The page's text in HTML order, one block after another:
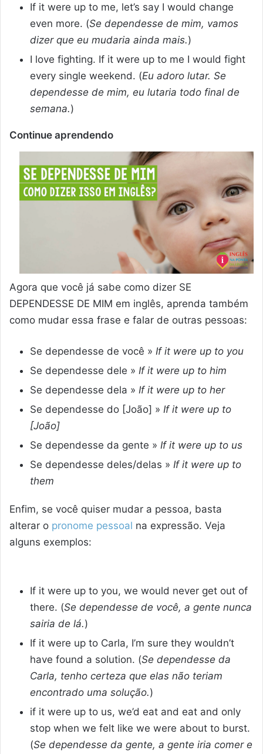
If it were up to me, let’s say I would change
even more. (Se dependesse de mim, vamos
dizer que eu mudaria ainda mais.)
I love fighting. If it were up to me I would fight
every single weekend. (Eu adoro lutar. Se
dependesse de mim, eu lutaria todo final de
semana.)
Continue aprendendo
Agora que você já sabe como dizer SE
DEPENDESSE DE MIM em inglês, aprenda também
como mudar essa frase e falar de outras pessoas:
Se dependesse de você » If it were up to you
Se dependesse dele » If it were up to him
Se dependesse dela » If it were up to her
Se dependesse do [João] » If it were up to
[João]
Se dependesse da gente » If it were up to us
Se dependesse deles/delas » If it were up to
them
Enfim, se você quiser mudar a pessoa, basta
alterar o pronome pessoal na expressão. Veja
alguns exemplos:
If it were up to you, we would never get out of
there. (Se dependesse de você, a gente nunca
sairia de lá.)
If it were up to Carla, I’m sure they wouldn’t
have found a solution. (Se dependesse da
Carla, tenho certeza que elas não teriam
encontrado uma solução.)
if it were up to us, we’d eat and eat and only
stop when we felt like we were about to burst.
(Se dependesse da gente, a gente iria comer e